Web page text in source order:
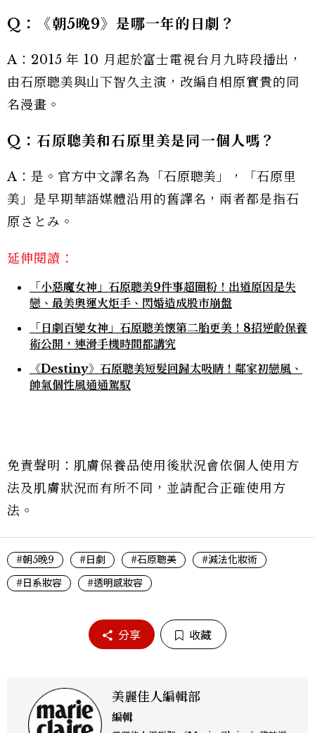
Q：《朝5晚9》是哪一年的日劇？
A：2015 年 10 月起於富士電視台月九時段播出，
由石原聰美與山下智久主演，改編自相原實貴的同
名漫畫。
Q：石原聰美和石原里美是同一個人嗎？
A：是。官方中文譯名為「石原聰美」，「石原里
美」是早期華語媒體沿用的舊譯名，兩者都是指石
原さとみ。
延伸閱讀：
「小惡魔女神」石原聰美9件事超圈粉！出道原因是失
戀、最美奧運火炬手、閃婚造成股市崩盤
「日劇百變女神」石原聰美懷第二胎更美！8招逆齡保養
術公開，連滑手機時間都講究
《Destiny》石原聰美短髮回歸太吸睛！鄰家初戀風、
帥氣個性風通通駕馭
免責聲明：肌膚保養品使用後狀況會依個人使用方
法及肌膚狀況而有所不同，並請配合正確使用方
法。
#朝5晚9 #日劇 #石原聰美
#減法化妝術
#日系妝容
#透明感妝容
分享 收藏
美麗佳人編輯部
編輯